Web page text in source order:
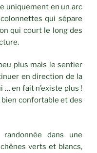
uniquement en un arc
qui sépare
qui court le long des
plus mais le sentier
en direction de la
en fait n’existe plus !
bien confortable et des
dans une
verts et blancs,